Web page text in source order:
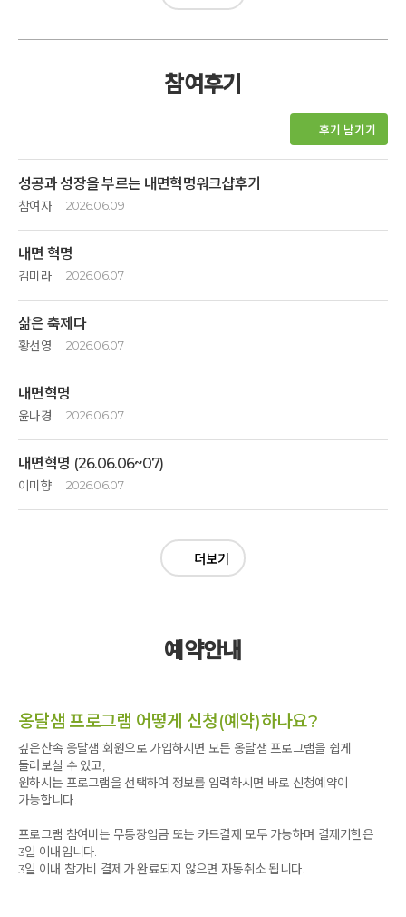
참여후기
후기 남기기
성공과 성장을 부르는 내면혁명워크샵후기
참여자 2026.06.09
휴식상태가 필요했던 시간에 깊은 산속 옹달샘의 경관은 산속에 나무와 꽃
그리고 샘물들이 어서와 하며 포근하게 안아주는 느낌이였습니다.. 청정한
충분히 받아내어주는 공간이었습니다.
내면혁먕후 아담한 스파 사우나 개운함도 좋구요.
풍경소리와 새소리가 잘 어우러져 그곳에 있는 자체가 힐링이였습니다.
사람을 배려하게하고 호흡하는 자연을 느끼게하며, 잠시 쉬고가는 공간에
수고해주신 모든 분들의 손길이 느껴져 감사합니다.
내면 혁명
김미라 2026.06.07
좋으면 좋은대로 힘들면 힘든대로 ~
한가지 한가지씩 경험하며 살기로 했습니다
삶은 축제다
황선영 2026.06.07
맑은 공기속에서 나를돌보고 정갈한 음식으로 몸을채우며 지금여기에
존재하는 기쁨을 배웠습니다 4번의 식사를하는 내내 음식을 준비해주신
내면혁명
윤나경 2026.06.07
와우~~~
이렇게 즐거운 명상이 있다니 ~~~
그리고 나의 몸,마음 중심잡기가 뭔지 알게되어 진심으로 감사드립니다~^^
내면혁명 (26.06.06~07)
이미향 2026.06.07
좋고,싫고 ,옳고,그름으로 세상을 바라봤다.
올라도 문제 내려도 문제였다.
'저 친구는 많이 벌었겠지?'
난~~~
토막을 치고 있다
결핍과 강박으로 난 지친다.
내면혁명 속에서 고요한 내면의 세계로 인도해 주시는 라의형브라더를 만났다.
액티브명상, 근막이완,성공으로 가는 9가지 계명 속에서 깨달음의 세계로 나를 인도해 주었다.
더보기
예약안내
옹달샘 프로그램 어떻게 신청(예약)하나요?
깊은산속 옹달샘 회원으로 가입하시면 모든 옹달샘 프로그램을 쉽게
둘러보실 수 있고,
원하시는 프로그램을 선택하여 정보를 입력하시면 바로 신청예약이
가능합니다.
프로그램 참여비는 무통장입금 또는 카드결제 모두 가능하며 결제기한은
3일 이내입니다.
3일 이내 참가비 결제가 완료되지 않으면 자동취소 됩니다.